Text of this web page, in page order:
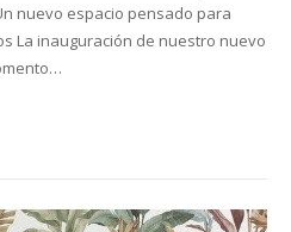
nuevo espacio pensado para
La inauguración de nuestro nuevo